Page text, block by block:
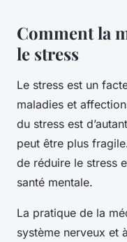
Comment la
le stress
Le stress est un
maladies et
du stress est
peut être plus
de réduire le stress
santé mentale.
La pratique de la
système nerveux et